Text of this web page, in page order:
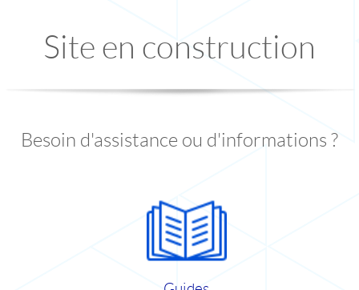
Site en construction
Besoin d'assistance ou d'informations ?